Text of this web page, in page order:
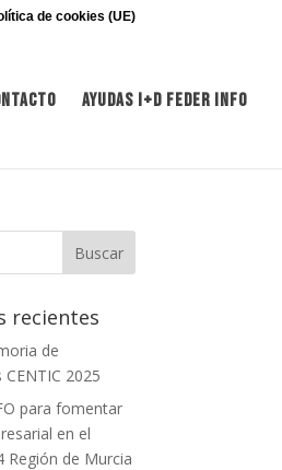
de cookies (UE)
Ayudas I+d FEDER INFO
recientes
de
2025
para fomentar
en el
Región de Murcia